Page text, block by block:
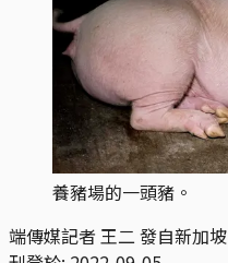
養豬場的一頭豬。
端傳媒記者 王二 發自新加坡